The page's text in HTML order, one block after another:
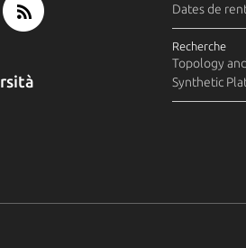
Dates de
Recherche
Topology
Synthetic